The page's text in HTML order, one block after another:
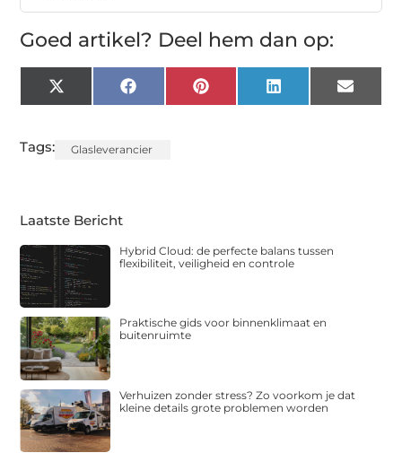
Goed artikel? Deel hem dan op:
X
(Twitter)
FacebookPinterest LinkedIn Email
Tags: Glasleverancier
Laatste Bericht
Hybrid Cloud: de perfecte balans tussen
flexibiliteit, veiligheid en controle
Praktische gids voor binnenklimaat en
buitenruimte
Verhuizen zonder stress? Zo voorkom je dat
kleine details grote problemen worden